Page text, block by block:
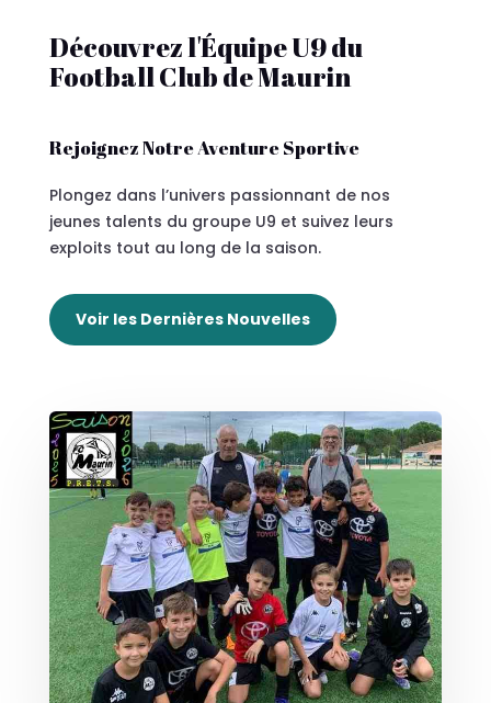
Découvrez l'Équipe U9 du
Football Club de Maurin
Rejoignez Notre Aventure Sportive
Plongez dans l’univers passionnant de nos
jeunes talents du groupe U9 et suivez leurs
exploits tout au long de la saison.
Voir les Dernières Nouvelles